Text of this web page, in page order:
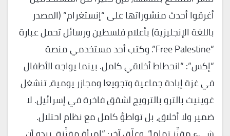
أغرقوا أحدث منشوراتها على “إنستغرام” (المصدر
باللغة الإنجليزية) بأعلام فلسطين ورسائل تحمل عبارة
“Free Palestine”. وكتب أحد مستخدمي منصة
“إكس”: “انحطاط أخلاقي كامل. بينما يواجه الأطفال
في غزة إبادة جماعية وتجويعا ومجازر يومية، تنشغل
غوينيث بالترو بالترويج لشقق فاخرة في إسرائيل. لا
ضمير ولا أخلاق، بل تواطؤ كامل مع نظام احتلال.